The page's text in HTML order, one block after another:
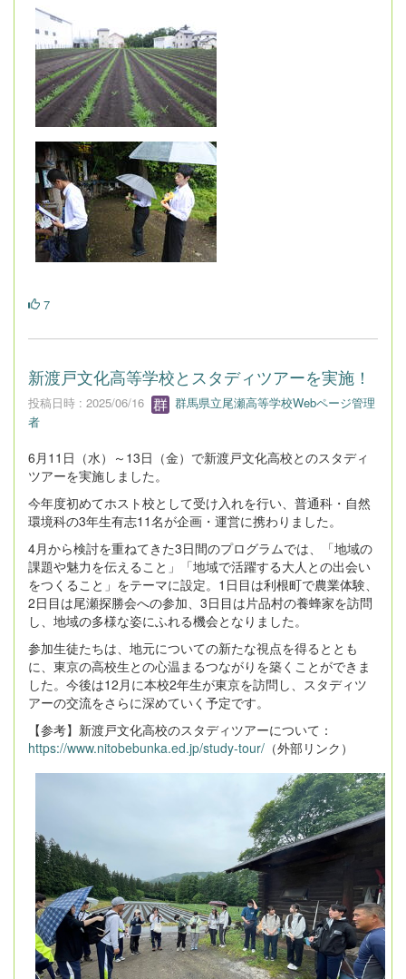
7
新渡戸文化高等学校とスタディツアーを実施！
投稿日時 : 2025/06/16
群馬県立尾瀬高等学校Webページ管理
者
6月11日（水）～13日（金）で新渡戸文化高校とのスタディ
ツアーを実施しました。
今年度初めてホスト校として受け入れを行い、普通科・自然
環境科の3年生有志11名が企画・運営に携わりました。
4月から検討を重ねてきた3日間のプログラムでは、「地域の
課題や魅力を伝えること」「地域で活躍する大人との出会い
をつくること」をテーマに設定。1日目は利根町で農業体験、
2日目は尾瀬探勝会への参加、3日目は片品村の養蜂家を訪問
し、地域の多様な姿にふれる機会となりました。
参加生徒たちは、地元についての新たな視点を得るととも
に、東京の高校生との心温まるつながりを築くことができま
した。今後は12月に本校2年生が東京を訪問し、スタディツ
アーの交流をさらに深めていく予定です。
【参考】新渡戸文化高校のスタディツアーについて：
https://www.nitobebunka.ed.jp/study-tour/ （外部リンク）